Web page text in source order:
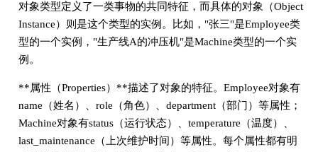
对象类型定义了一类事物的共同特征，而具体的对象（Object
Instance）则是这个类型的实例。比如，"张三"是Employee类
型的一个实例，"生产线A的冲压机"是Machine类型的一个实
例。
**属性（Properties）**描述了对象的特征。Employee对象有
name（姓名）、role（角色）、department（部门）等属性；
Machine对象有status（运行状态）、temperature（温度）、
last_maintenance（上次维护时间）等属性。每个属性都有明